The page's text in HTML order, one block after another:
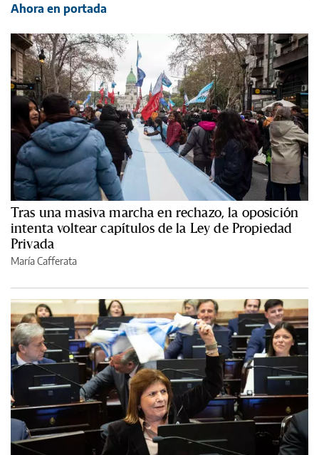
Ahora en portada
Tras una masiva marcha en rechazo, la oposición
intenta voltear capítulos de la Ley de Propiedad
Privada
María Cafferata